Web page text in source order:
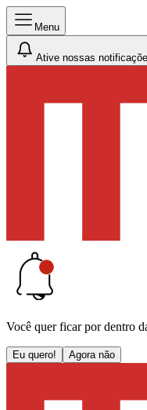
Menu
Ative nossas
Você quer ficar por dentro
Eu quero! Agora não